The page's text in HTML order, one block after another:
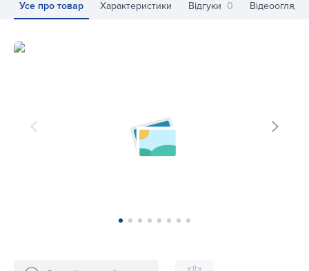
Усе про товар Характеристики Відгуки 0 Відеоогляд
Мультистанція Inspire M2